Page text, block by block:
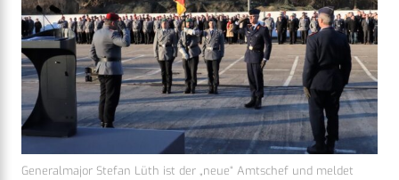
Generalmajor Stefan Lüth ist der „neue“ Amtschef und meldet